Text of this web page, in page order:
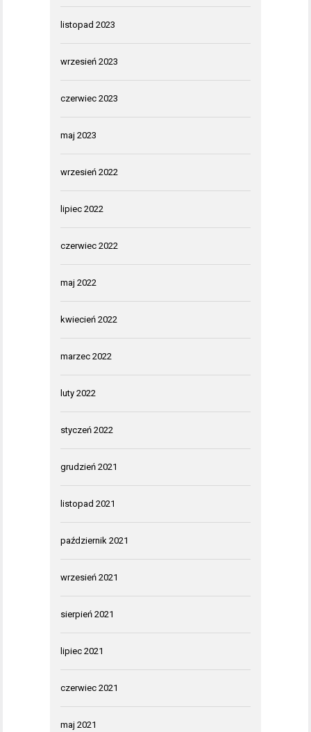
listopad 2023
wrzesień 2023
czerwiec 2023
maj 2023
wrzesień 2022
lipiec 2022
czerwiec 2022
maj 2022
kwiecień 2022
marzec 2022
luty 2022
styczeń 2022
grudzień 2021
listopad 2021
październik 2021
wrzesień 2021
sierpień 2021
lipiec 2021
czerwiec 2021
maj 2021